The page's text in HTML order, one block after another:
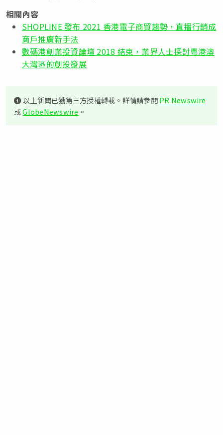
相關內容
SHOPLINE 發布 2021 香港電子商貿趨勢，直播行銷成
商戶推廣新手法
數碼港創業投資論壇 2018 結束，業界人士探討粵港澳
大灣區的創投發展
以上新聞已獲第三方授權轉載。詳情請參閱PR Newswire
或GlobeNewswire 。